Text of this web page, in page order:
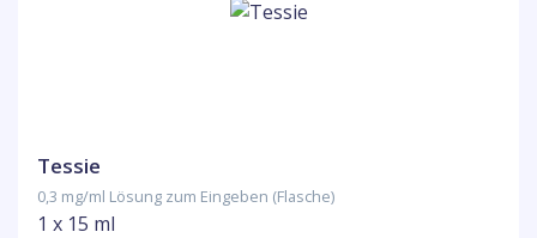
Tessie
0,3 mg/ml Lösung zum Eingeben (Flasche)
1 x 15 ml